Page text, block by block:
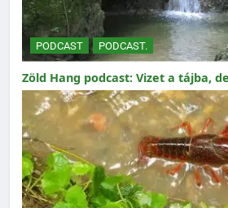
PODCAST PODCAST.
Zöld Hang podcast: Vizet a tájba,